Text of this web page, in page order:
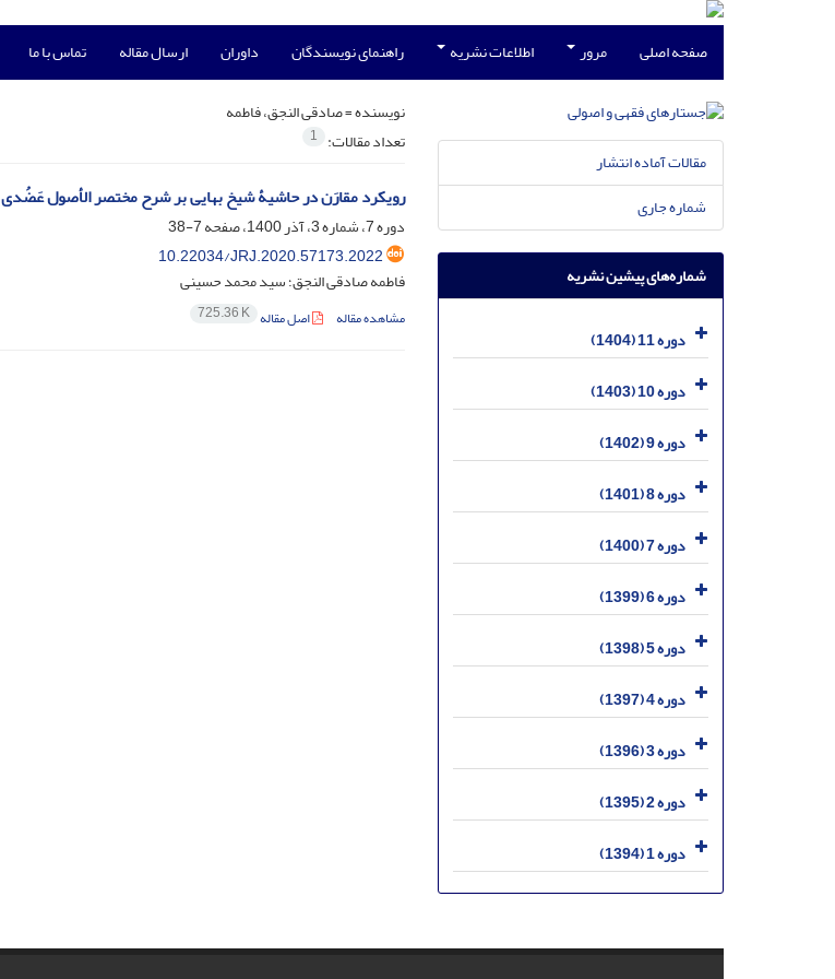
صفحه اصلی مرور اطلاعات نشریه راهنمای نویسندگان داوران ارسال مقاله تماس با ما
نویسنده =صادقی النجق، فاطمه
تعداد مقالات: 1
رویکرد مقارَن در حاشیۀ شیخ بهایی بر شرح مختصر الأصول عَضُدی
دوره 7، شماره 3، آذر 1400، صفحه
7-38
10.22034/JRJ.2020.57173.2022
فاطمه صادقی النجق؛ سید محمد حسینی
مشاهده مقاله اصل مقاله 725.36 K
مقالات آماده انتشار
شماره جاری
شماره‌های پیشین نشریه
دوره 11 (1404)
دوره 10 (1403)
دوره 9 (1402)
دوره 8 (1401)
دوره 7 (1400)
دوره 6 (1399)
دوره 5 (1398)
دوره 4 (1397)
دوره 3 (1396)
دوره 2 (1395)
دوره 1 (1394)